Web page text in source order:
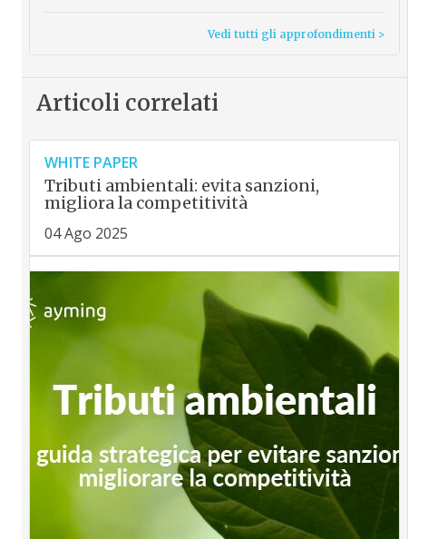
Vedi tutti gli approfondimenti >
Articoli correlati
WHITE PAPER
Tributi ambientali: evita sanzioni,
migliora la competitività
04 Ago 2025